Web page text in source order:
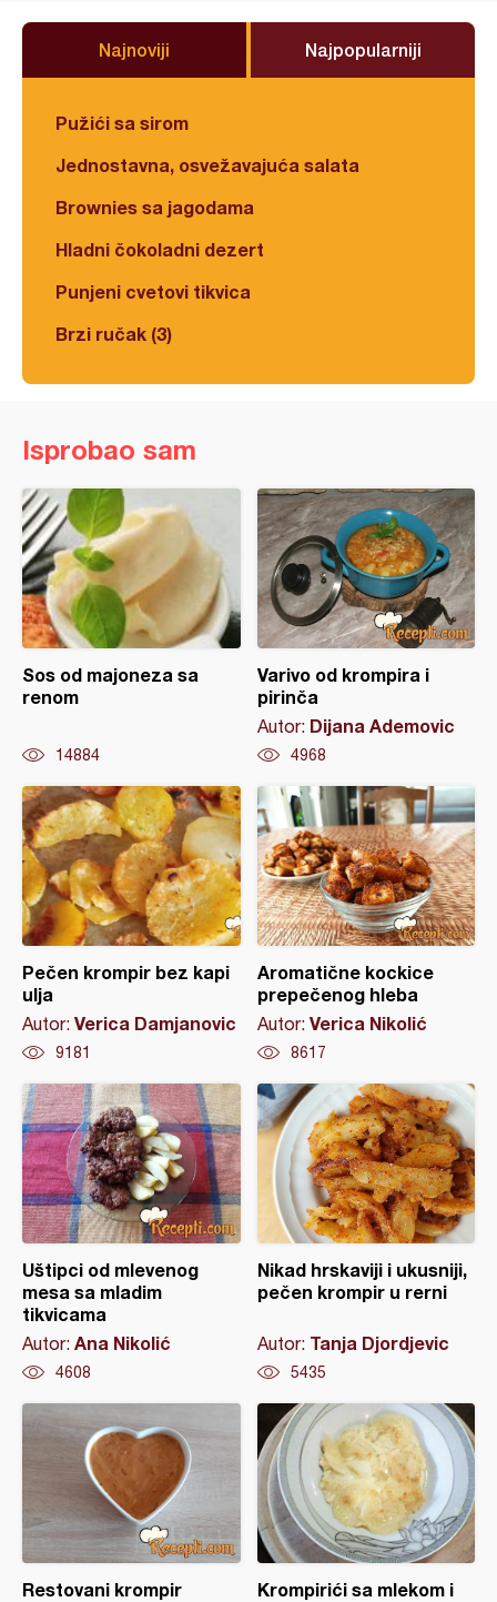
Najnoviji Najpopularniji
Pužići sa sirom
Jednostavna, osvežavajuća salata
Brownies sa jagodama
Hladni čokoladni dezert
Punjeni cvetovi tikvica
Brzi ručak (3)
Isprobao sam
Sos od majoneza sa
renom
14884
Varivo od krompira i
pirinča
Autor: Dijana Ademovic
4968
Pečen krompir bez kapi
ulja
Autor: Verica Damjanovic
9181
Aromatične kockice
prepečenog hleba
Autor: Verica Nikolić
8617
Uštipci od mlevenog
mesa sa mladim
tikvicama
Autor: Ana Nikolić
4608
Nikad hrskaviji i ukusniji,
pečen krompir u rerni
Autor: Tanja Djordjevic
5435
Restovani krompir
Krompirići sa mlekom i